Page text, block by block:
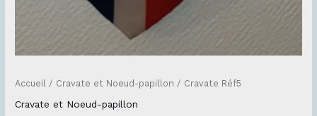
Accueil / Cravate et Noeud-papillon / Cravate Réf5
Cravate et Noeud-papillon